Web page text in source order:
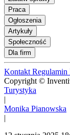
Praca
Ogłoszenia
Artykuły
Społeczność
Dla firm
Kontakt Regulamin
Copyright ©
Turystyka
|
Monika Pianowska
|